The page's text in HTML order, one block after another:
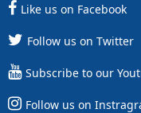
Like us on Facebook
Follow us on Twitter
Subscribe to our
Follow us on